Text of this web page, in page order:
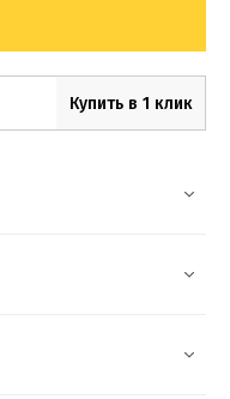
Купить в 1 клик